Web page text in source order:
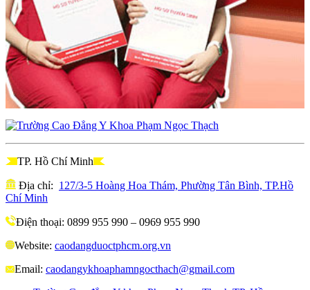
TP. Hồ Chí Minh
Địa chỉ: 127/3-5 Hoàng Hoa Thám, Phường Tân Bình, TP.Hồ
Chí Minh
Điện thoại: 0899 955 990 – 0969 955 990
Website: caodangduoctphcm.org.vn
Email: caodangykhoaphamngocthach@gmail.com